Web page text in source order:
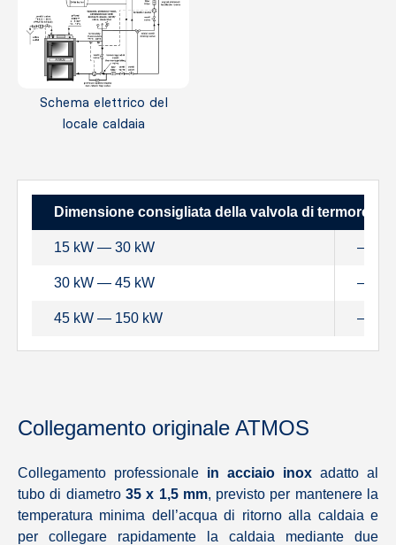
Schema elettrico del
locale caldaia
Dimensione consigliata della valvola di
15 kW ― 30 kW –
30 kW ― 45 kW –
45 kW ― 150 kW –
Collegamento originale ATMOS
Collegamento professionale in acciaio inox adatto al
tubo di diametro 35 x 1,5 mm, previsto per mantenere la
temperatura minima dell’acqua di ritorno alla caldaia e
per collegare rapidamente la caldaia mediante due